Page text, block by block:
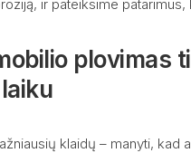
ir pateiksime patarimus,
plovimas
klaidų – manyti, kad